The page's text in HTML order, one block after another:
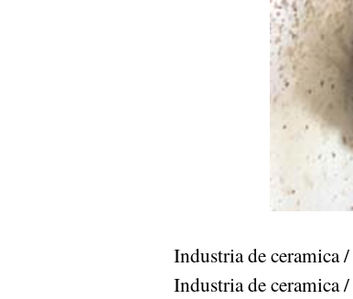
Industria de ceramica
Industria de ceramica